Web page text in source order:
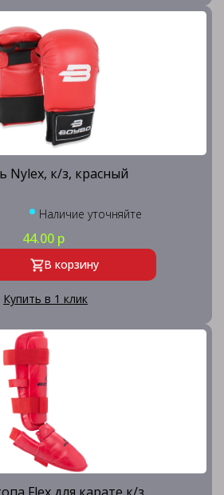
Nylex, к/з, красный
Наличие уточняйте
44.00 р
В корзину
Купить в 1 клик